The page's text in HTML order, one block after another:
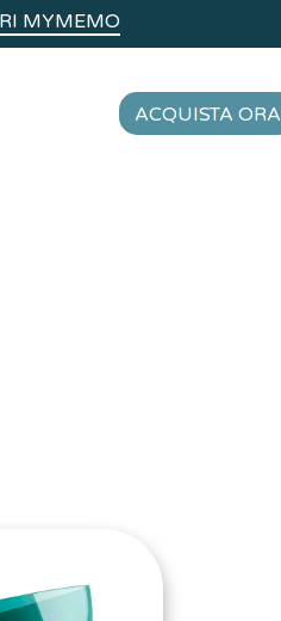
MYMEMO
ACQUISTA ORA